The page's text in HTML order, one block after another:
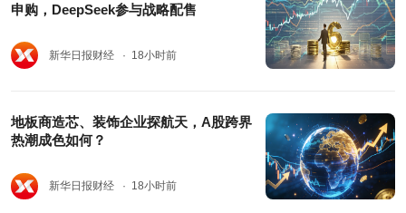
申购，DeepSeek参与战略配售
新华日报财经 · 18小时前
地板商造芯、装饰企业探航天，A股跨界
热潮成色如何？
新华日报财经 · 18小时前